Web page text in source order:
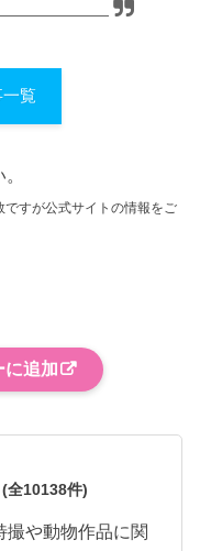
一覧
すが公式サイトの情報をご
に追加
(全10138件)
撮や動物作品に関